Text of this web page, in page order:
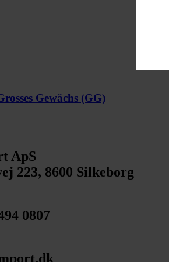
Gewächs (GG)
ApS
223, 8600 Silkeborg
0807